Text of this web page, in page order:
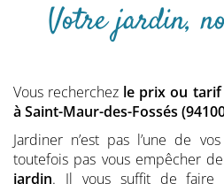
Votre jardin,
Vous recherchez le prix ou
à Saint-Maur-des-Fossés
Jardiner n’est pas l’une de
toutefois pas vous empêcher
jardin. Il vous suffit de faire